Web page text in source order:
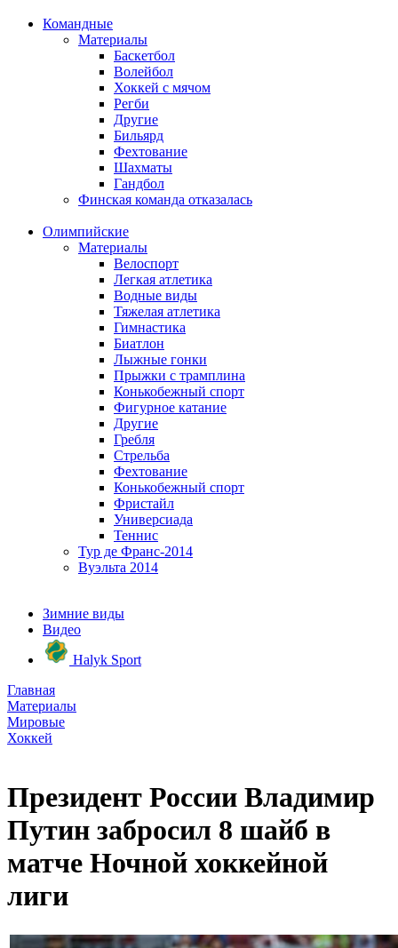
Командные
Материалы
Баскетбол
Волейбол
Хоккей с мячом
Регби
Другие
Бильярд
Фехтование
Шахматы
Гандбол
Финская команда отказалась
Олимпийские
Материалы
Велоспорт
Легкая атлетика
Водные виды
Тяжелая атлетика
Гимнастика
Биатлон
Лыжные гонки
Прыжки с трамплина
Конькобежный спорт
Фигурное катание
Другие
Гребля
Стрельба
Фехтование
Конькобежный спорт
Фристайл
Универсиада
Теннис
Тур де Франс-2014
Вуэльта 2014
Зимние виды
Видео
Halyk Sport
Главная
Материалы
Мировые
Хоккей
Президент России Владимир
Путин забросил 8 шайб в
матче Ночной хоккейной
лиги